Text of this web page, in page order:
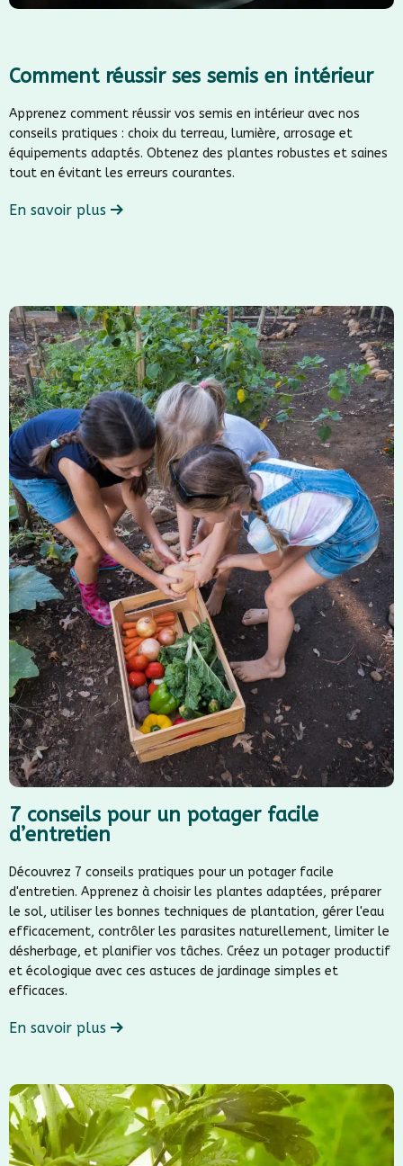
Comment réussir ses semis en intérieur
Apprenez comment réussir vos semis en intérieur avec nos
conseils pratiques : choix du terreau, lumière, arrosage et
équipements adaptés. Obtenez des plantes robustes et saines
tout en évitant les erreurs courantes.
En savoir plus
7 conseils pour un potager facile
d’entretien
Découvrez 7 conseils pratiques pour un potager facile
d'entretien. Apprenez à choisir les plantes adaptées, préparer
le sol, utiliser les bonnes techniques de plantation, gérer l'eau
efficacement, contrôler les parasites naturellement, limiter le
désherbage, et planifier vos tâches. Créez un potager productif
et écologique avec ces astuces de jardinage simples et
efficaces.
En savoir plus